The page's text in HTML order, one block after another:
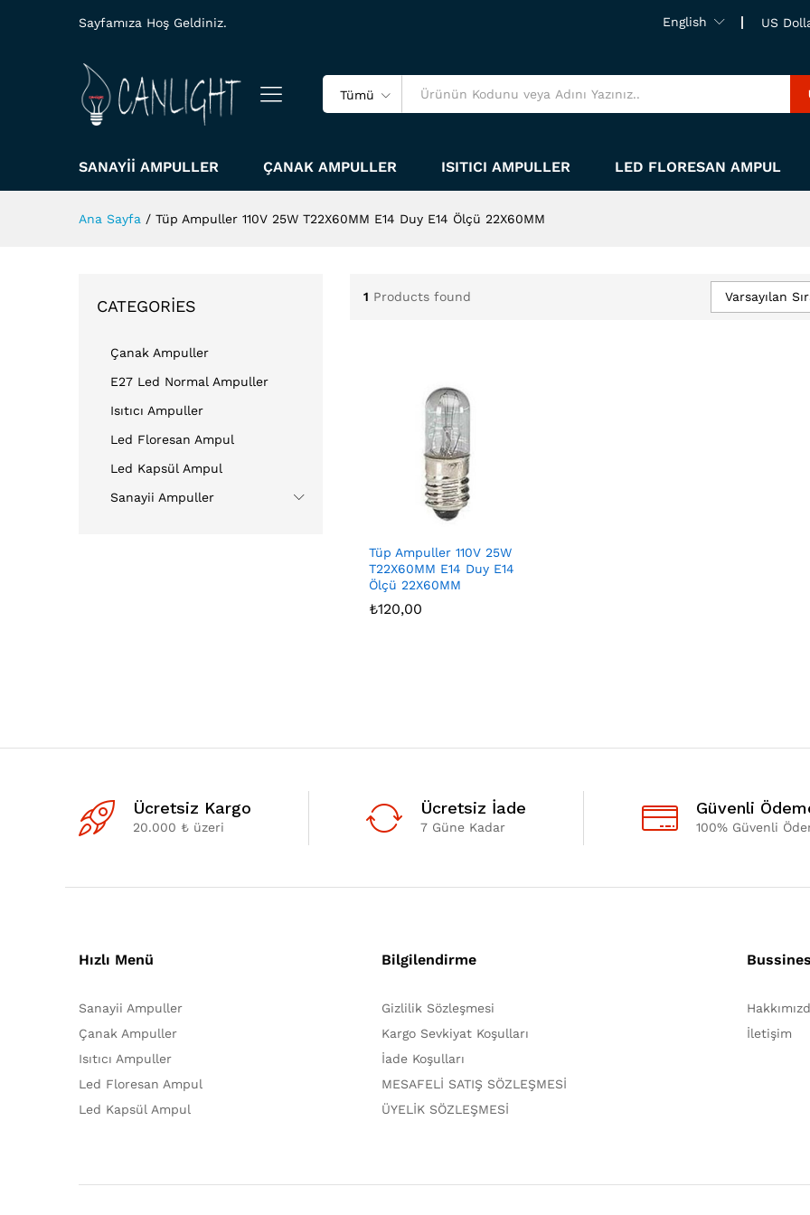
Sayfamıza Hoş Geldiniz. English US
Tümü
SANAYII AMPULLER ÇANAK AMPULLER ISITICI AMPULLER LED FLORESAN AMPUL
Ana Sayfa / Tüp Ampuller 110V 25W T22X60MM E14 Duy E14 Ölçü 22X60MM
1 Products found Varsayılan
Tüp Ampuller 110V 25W
T22X60MM E14 Duy E14
Ölçü 22X60MM
₺120,00
₺120,00
CATEGORIES
Çanak Ampuller
E27 Led Normal Ampuller
Isıtıcı Ampuller
Led Floresan Ampul
Led Kapsül Ampul
Sanayii Ampuller
Ücretsiz Kargo
20.000 ₺ üzeri
Ücretsiz İade
7 Güne Kadar
Güvenli
100% Güvenli
Hızlı Menü
Sanayii Ampuller
Çanak Ampuller
Isıtıcı Ampuller
Led Floresan Ampul
Led Kapsül Ampul
Bilgilendirme
Gizlilik Sözleşmesi
Kargo Sevkiyat Koşulları
İade Koşulları
MESAFELİ SATIŞ SÖZLEŞMESİ
ÜYELİK SÖZLEŞMESİ
İletişim